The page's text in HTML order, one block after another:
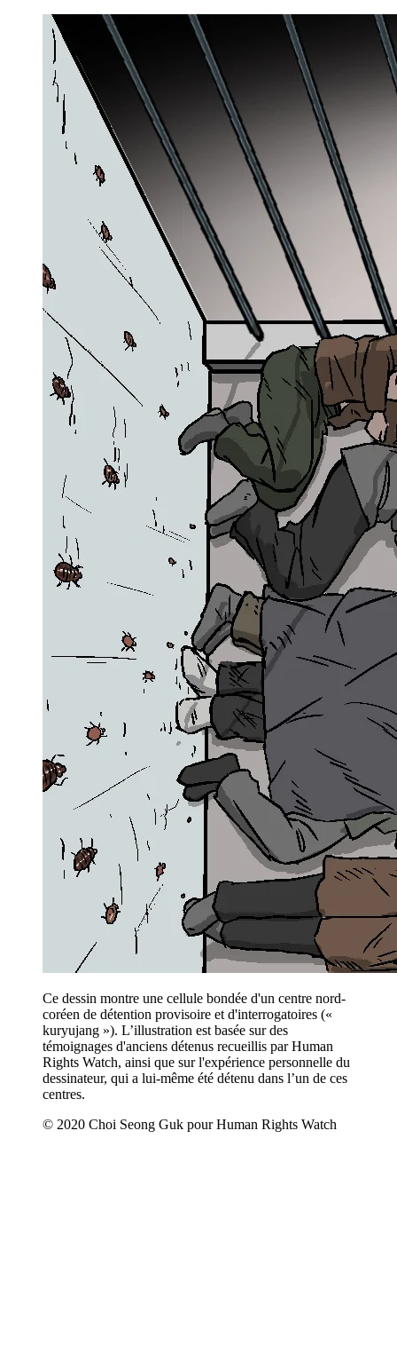
Ce dessin montre une cellule bondée d'un centre nord-
coréen de détention provisoire et d'interrogatoires («
kuryujang »). L’illustration est basée sur des
témoignages d'anciens détenus recueillis par Human
Rights Watch, ainsi que sur l'expérience personnelle du
dessinateur, qui a lui-même été détenu dans l’un de ces
centres.
© 2020 Choi Seong Guk pour Human Rights Watch